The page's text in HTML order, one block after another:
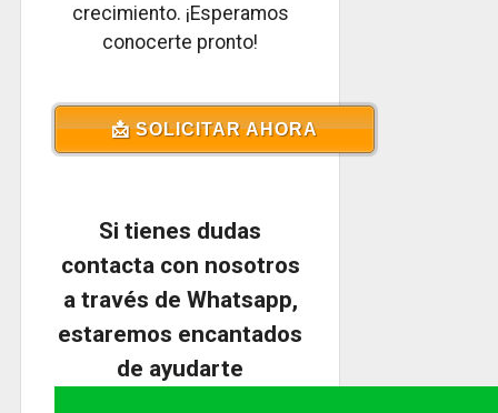
crecimiento. ¡Esperamos
conocerte pronto!
📩 SOLICITAR AHORA
Si tienes dudas
contacta con nosotros
a través de Whatsapp,
estaremos encantados
de ayudarte